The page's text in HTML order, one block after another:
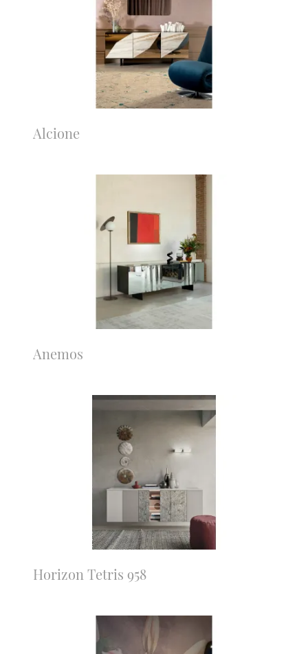
Alcione
Anemos
Horizon Tetris 958